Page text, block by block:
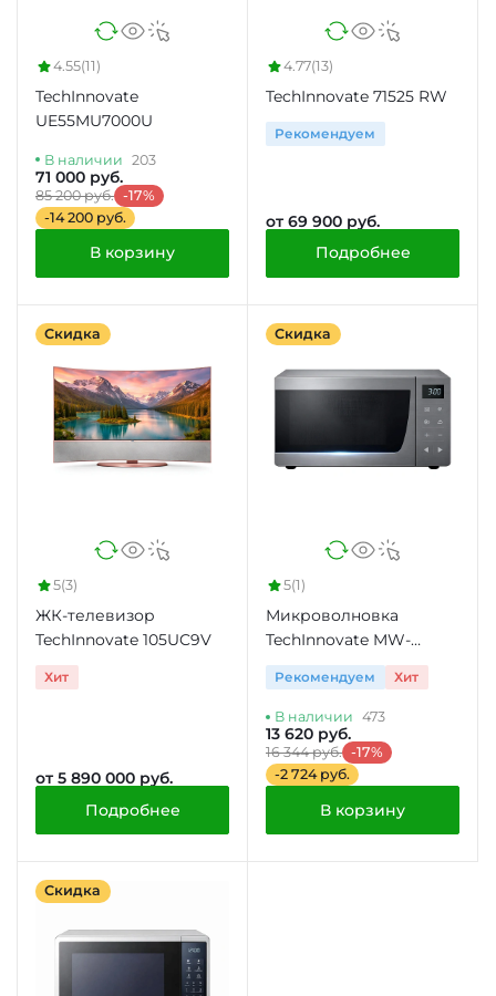
4.55(11)
TechInnovate
UE55MU7000U
В наличии 203
71 000 руб.
85 200 руб. -17%
-14 200 руб.
В корзину
4.77(13)
TechInnovate 71525 RW
Рекомендуем
от 69 900 руб.
Подробнее
Скидка
5(3)
ЖК-телевизор
TechInnovate 105UC9V
Хит
от 5 890 000 руб.
Подробнее
Скидка
5(1)
Микроволновка
TechInnovate MW-
25R95GIR
Рекомендуем Хит
В наличии 473
13 620 руб.
16 344 руб. -17%
-2 724 руб.
В корзину
Скидка